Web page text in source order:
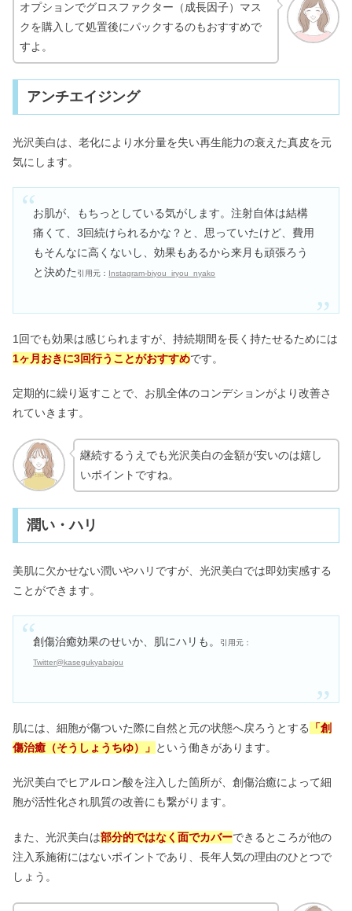
オプションでグロスファクター（成長因子）マス
クを購入して処置後にパックするのもおすすめで
すよ。
アンチエイジング
光沢美白は、老化により水分量を失い再生能力の衰えた真皮を元
気にします。
お肌が、もちっとしている気がします。注射自体は結構
痛くて、3回続けられるかな？と、思っていたけど、費用
もそんなに高くないし、効果もあるから来月も頑張ろう
と決めた 引用元： Instagram-biyou_iryou_nyako
1回でも効果は感じられますが、持続期間を長く持たせるためには
1ヶ月おきに3回行うことがおすすめです。
定期的に繰り返すことで、お肌全体のコンデションがより改善さ
れていきます。
継続するうえでも光沢美白の金額が安いのは嬉し
いポイントですね。
潤い・ハリ
美肌に欠かせない潤いやハリですが、光沢美白では即効実感する
ことができます。
創傷治癒効果のせいか、肌にハリも。 引用元：
Twitter@kasegukyabajou
肌には、細胞が傷ついた際に自然と元の状態へ戻ろうとする
「創
傷治癒（そうしょうちゆ）」 という働きがあります。
光沢美白でヒアルロン酸を注入した箇所が、創傷治癒によって細
胞が活性化され肌質の改善にも繋がります。
また、光沢美白は部分的ではなく面でカバーできるところが他の
注入系施術にはないポイントであり、長年人気の理由のひとつで
しょう。